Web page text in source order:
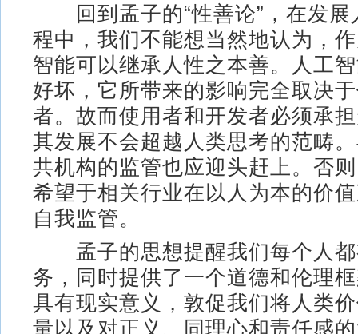
回到孟子的“性善论”，在发展
程中，我们不能想当然地认为，
智能可以继承人性之本善。人工
好坏，它所带来的影响完全取决
者。故而使用者和开发者必须承
其发展不会超越人类思考的范畴
共机构的监管也应迎头赶上。否
希望于相关行业在以人为本的价
自我监管。
孟子的思想提醒我们每个人都
务，同时提供了一个道德和伦理
具有现实意义，敦促我们将人类
量以及对正义、同理心和责任感